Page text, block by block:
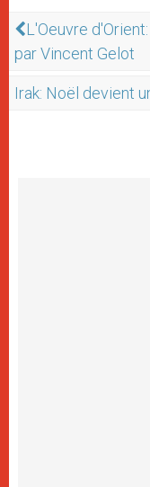
L'Oeuvre
par Vincent Gelot
Irak: Noël devient